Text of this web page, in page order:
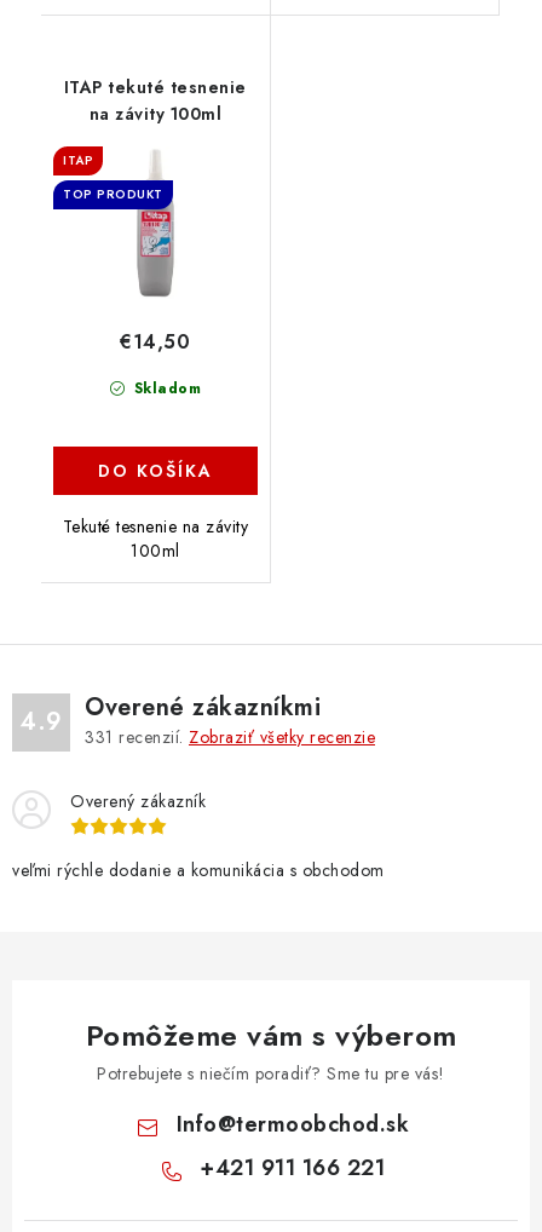
ITAP tekuté tesnenie
na závity 100ml
ITAP
TOP PRODUKT
Skladom
€14,50
DO KOŠÍKA
Tekuté tesnenie na závity
100ml
4.9 Overené zákazníkmi
331 recenzií. Zobraziť všetky recenzie
Overený zákazník
veľmi rýchle dodanie a komunikácia s obchodom
Pomôžeme vám s výberom
Potrebujete s niečím poradiť? Sme tu pre vás!
Info@termoobchod.sk
+421 911 166 221